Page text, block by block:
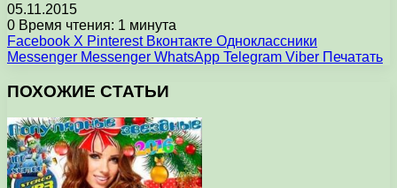
05.11.2015
0 Время чтения: 1 минута
Facebook X Pinterest Вконтакте Одноклассники
Messenger Messenger WhatsApp Telegram Viber Печатать
ПОХОЖИЕ СТАТЬИ